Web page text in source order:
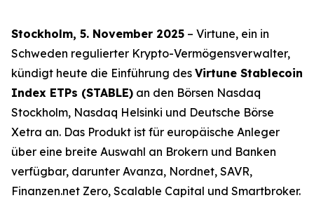
Stockholm, 5. November 2025 – Virtune, ein in
Schweden regulierter Krypto-Vermögensverwalter,
kündigt heute die Einführung des Virtune Stablecoin
Index ETPs (STABLE) an den Börsen Nasdaq
Stockholm, Nasdaq Helsinki und Deutsche Börse
Xetra an. Das Produkt ist für europäische Anleger
über eine breite Auswahl an Brokern und Banken
verfügbar, darunter Avanza, Nordnet, SAVR,
Finanzen.net Zero, Scalable Capital und Smartbroker.